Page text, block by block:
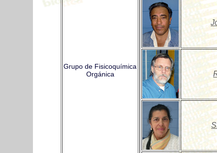
Grupo de Fisicoquímica
Orgánica